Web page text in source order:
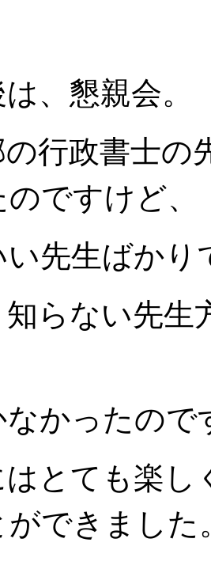
、懇親会。
行政書士の
ですけど、
い先生ばかり
らない先生
かったので
とても楽し
ができました